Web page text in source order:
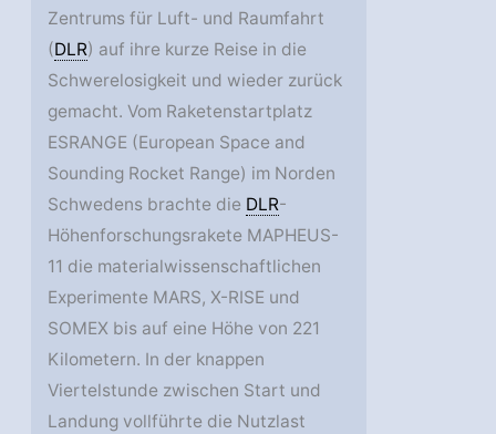
Zentrums für Luft- und Raumfahrt
(DLR) auf ihre kurze Reise in die
Schwerelosigkeit und wieder zurück
gemacht. Vom Raketenstartplatz
ESRANGE (European Space and
Sounding Rocket Range) im Norden
Schwedens brachte die DLR-
Höhenforschungsrakete MAPHEUS-
11 die materialwissenschaftlichen
Experimente MARS, X-RISE und
SOMEX bis auf eine Höhe von 221
Kilometern. In der knappen
Viertelstunde zwischen Start und
Landung vollführte die Nutzlast